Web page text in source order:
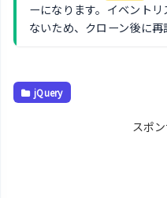
ーになります。イベント
ないため、クローン後に再
jQuery
スポ